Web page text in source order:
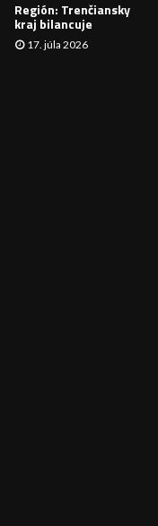
I
Región: Trenčiansky
kraj bilancuje
17. júla 2026